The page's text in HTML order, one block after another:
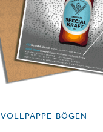
VOLLPAPPE-BÖGEN